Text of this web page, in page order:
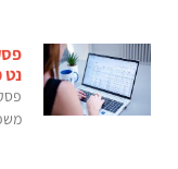
נט